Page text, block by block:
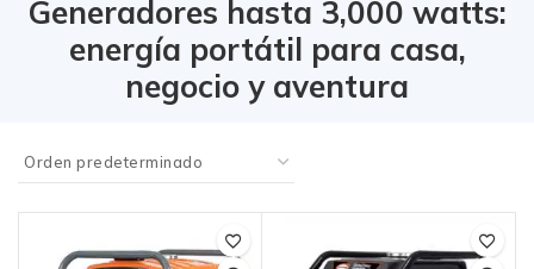
Generadores hasta 3,000 watts:
energía portátil para casa,
negocio y aventura